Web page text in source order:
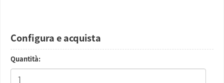
Configura e acquista
Quantità: